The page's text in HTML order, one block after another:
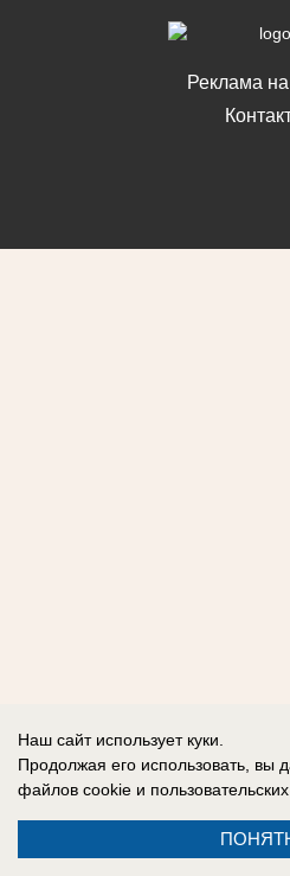
Реклама
Наш сайт использует куки.
Продолжая его использовать, вы
файлов cookie и